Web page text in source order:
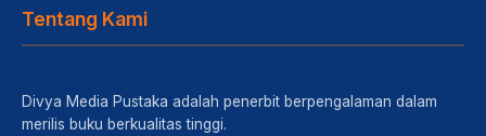
Tentang Kami
Divya Media Pustaka adalah penerbit berpengalaman dalam
merilis buku berkualitas tinggi.